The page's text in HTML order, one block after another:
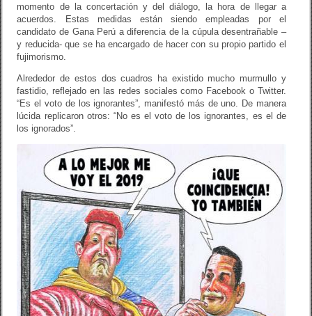
momento de la concertación y del diálogo, la hora de llegar a
acuerdos. Estas medidas están siendo empleadas por el
candidato de Gana Perú a diferencia de la cúpula desentrañable –
y reducida- que se ha encargado de hacer con su propio partido el
fujimorismo.
Alrededor de estos dos cuadros ha existido mucho murmullo y
fastidio, reflejado en las redes sociales como Facebook o Twitter.
“Es el voto de los ignorantes”, manifestó más de uno. De manera
lúcida replicaron otros: “No es el voto de los ignorantes, es el de
los ignorados”.